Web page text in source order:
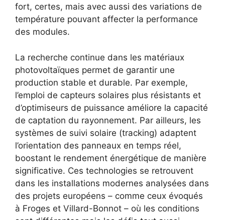
fort, certes, mais avec aussi des variations de
température pouvant affecter la performance
des modules.
La recherche continue dans les matériaux
photovoltaïques permet de garantir une
production stable et durable. Par exemple,
l’emploi de capteurs solaires plus résistants et
d’optimiseurs de puissance améliore la capacité
de captation du rayonnement. Par ailleurs, les
systèmes de suivi solaire (tracking) adaptent
l’orientation des panneaux en temps réel,
boostant le rendement énergétique de manière
significative. Ces technologies se retrouvent
dans les installations modernes analysées dans
des projets européens – comme ceux évoqués
à Froges et Villard-Bonnot – où les conditions